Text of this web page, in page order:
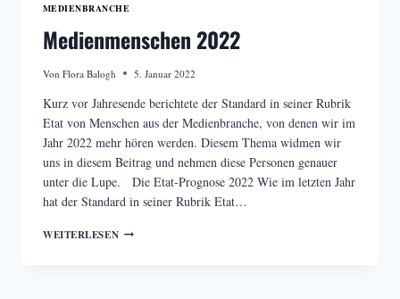
MEDIENBRANCHE
Medienmenschen 2022
Von Flora Balogh 5. Januar 2022
Kurz vor Jahresende berichtete der Standard in seiner Rubrik
Etat von Menschen aus der Medienbranche, von denen wir im
Jahr 2022 mehr hören werden. Diesem Thema widmen wir
uns in diesem Beitrag und nehmen diese Personen genauer
unter die Lupe. Die Etat-Prognose 2022 Wie im letzten Jahr
hat der Standard in seiner Rubrik Etat…
WEITERLESENMEDIENMENSCHEN